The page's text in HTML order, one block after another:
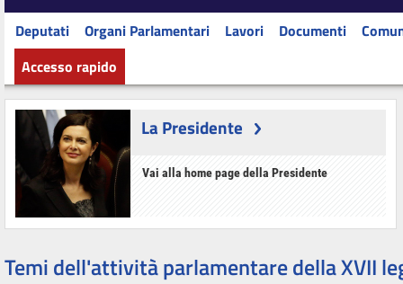
Deputati Organi Parlamentari Lavori Documenti
Accesso rapido
La Presidente
Vai alla home page della Presidente
Temi dell'attività parlamentare della XVII